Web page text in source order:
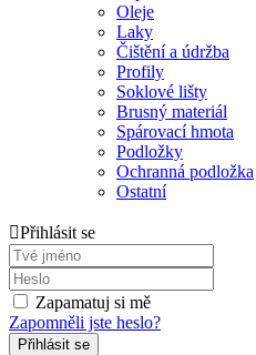
Oleje
Laky
Čištění a údržba
Profily
Soklové lišty
Brusný materiál
Spárovací hmota
Podložky
Ochranná podložka
Ostatní
Přihlásit se
Zapamatuj si mě
Zapomněli jste heslo?